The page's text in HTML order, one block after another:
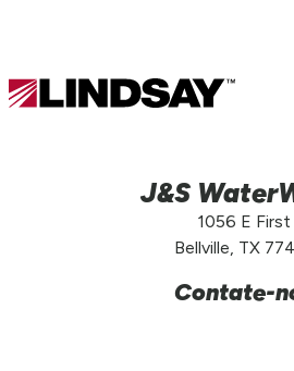
Lindsay.
J&S
1056 E First
Bellville, TX
Contate-